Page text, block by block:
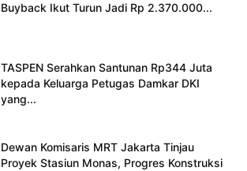
Buyback Ikut Turun Jadi Rp 2.370.000...
TASPEN Serahkan Santunan Rp344 Juta
kepada Keluarga Petugas Damkar DKI
yang...
Dewan Komisaris MRT Jakarta Tinjau
Proyek Stasiun Monas, Progres Konstruksi